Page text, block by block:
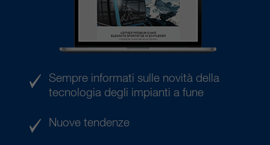
Sempre informati sulle novità della
tecnologia degli impianti a fune
Nuove tendenze